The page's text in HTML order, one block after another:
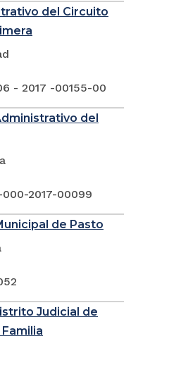
del Circuito
- 2017 -00155-00
del
000-2017-00099
de Pasto
Judicial de